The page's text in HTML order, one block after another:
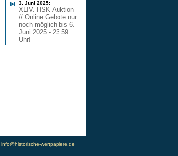
3. Juni 2025:
XLIV. HSK-Auktion
// Online Gebote nur
noch möglich bis 6.
Juni 2025 - 23:59
Uhr!
info@historische-wertpapiere.de